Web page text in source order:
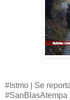
#Istmo | Se
#SanBlasAtempa